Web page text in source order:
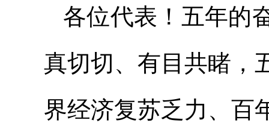
各位代表！五年的
真切切、有目共睹，
界经济复苏乏力、百